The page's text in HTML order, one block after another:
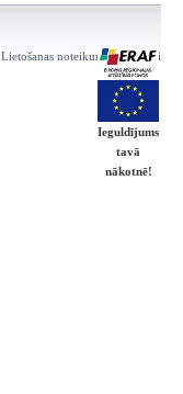
Lietošanas noteikumi | Kontakti
Ieguldījums
tavā
nākotnē!